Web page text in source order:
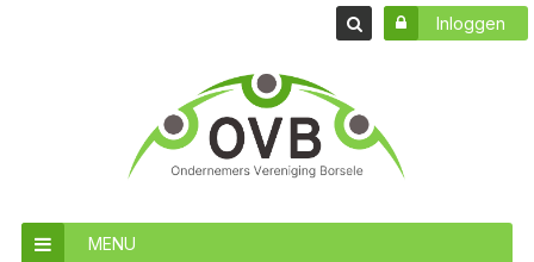
Inloggen
MENU